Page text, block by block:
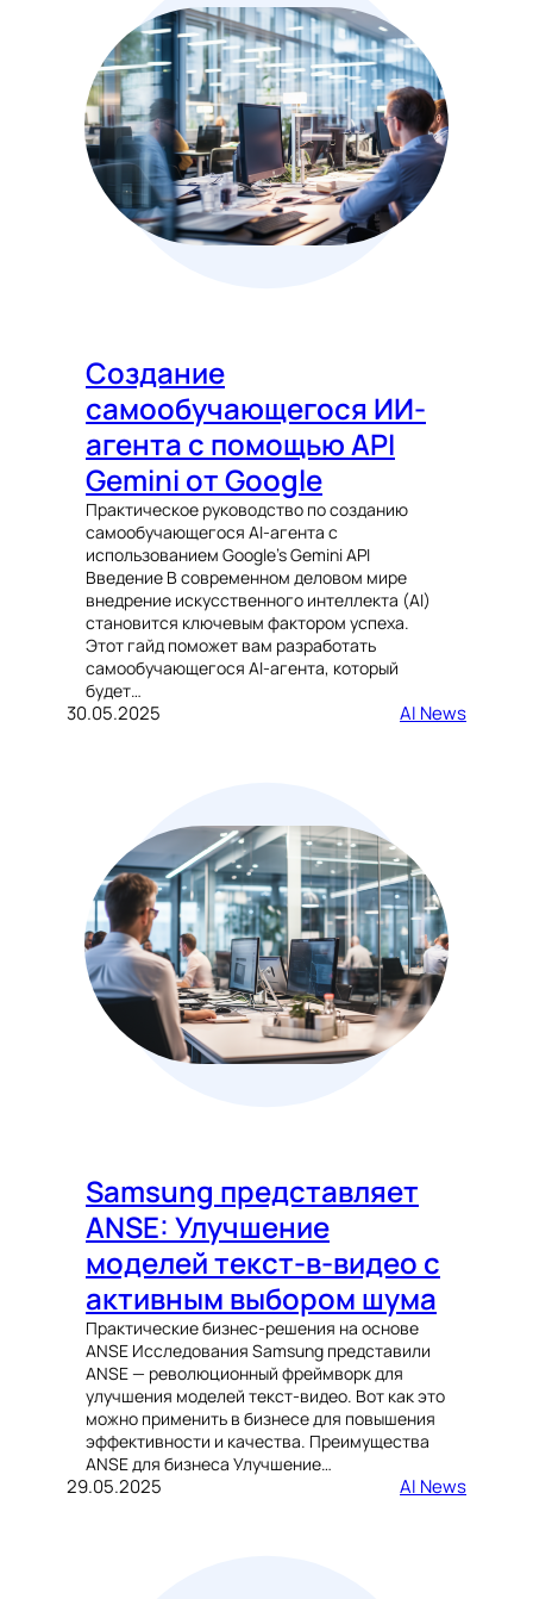
Создание
самообучающегося ИИ-
агента с помощью API
Gemini от Google
Практическое руководство по созданию
самообучающегося AI-агента с
использованием Google’s Gemini API
Введение В современном деловом мире
внедрение искусственного интеллекта (AI)
становится ключевым фактором успеха.
Этот гайд поможет вам разработать
самообучающегося AI-агента, который
будет…
30.05.2025 AI News
Samsung представляет
ANSE: Улучшение
моделей текст-в-видео с
активным выбором шума
Практические бизнес-решения на основе
ANSE Исследования Samsung представили
ANSE — революционный фреймворк для
улучшения моделей текст-видео. Вот как это
можно применить в бизнесе для повышения
эффективности и качества. Преимущества
ANSE для бизнеса Улучшение…
29.05.2025 AI News